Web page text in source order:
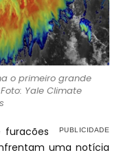
o primeiro grande
Yale Climate
uma notícia